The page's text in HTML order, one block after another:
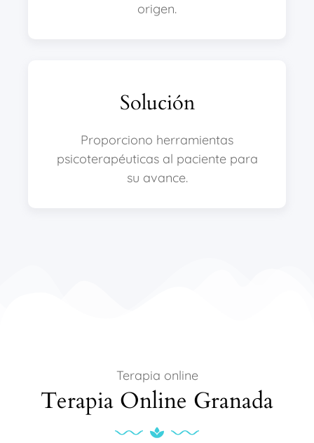
origen.
Solución
Proporciono herramientas
psicoterapéuticas al paciente para
su avance.
Terapia online
Terapia Online Granada